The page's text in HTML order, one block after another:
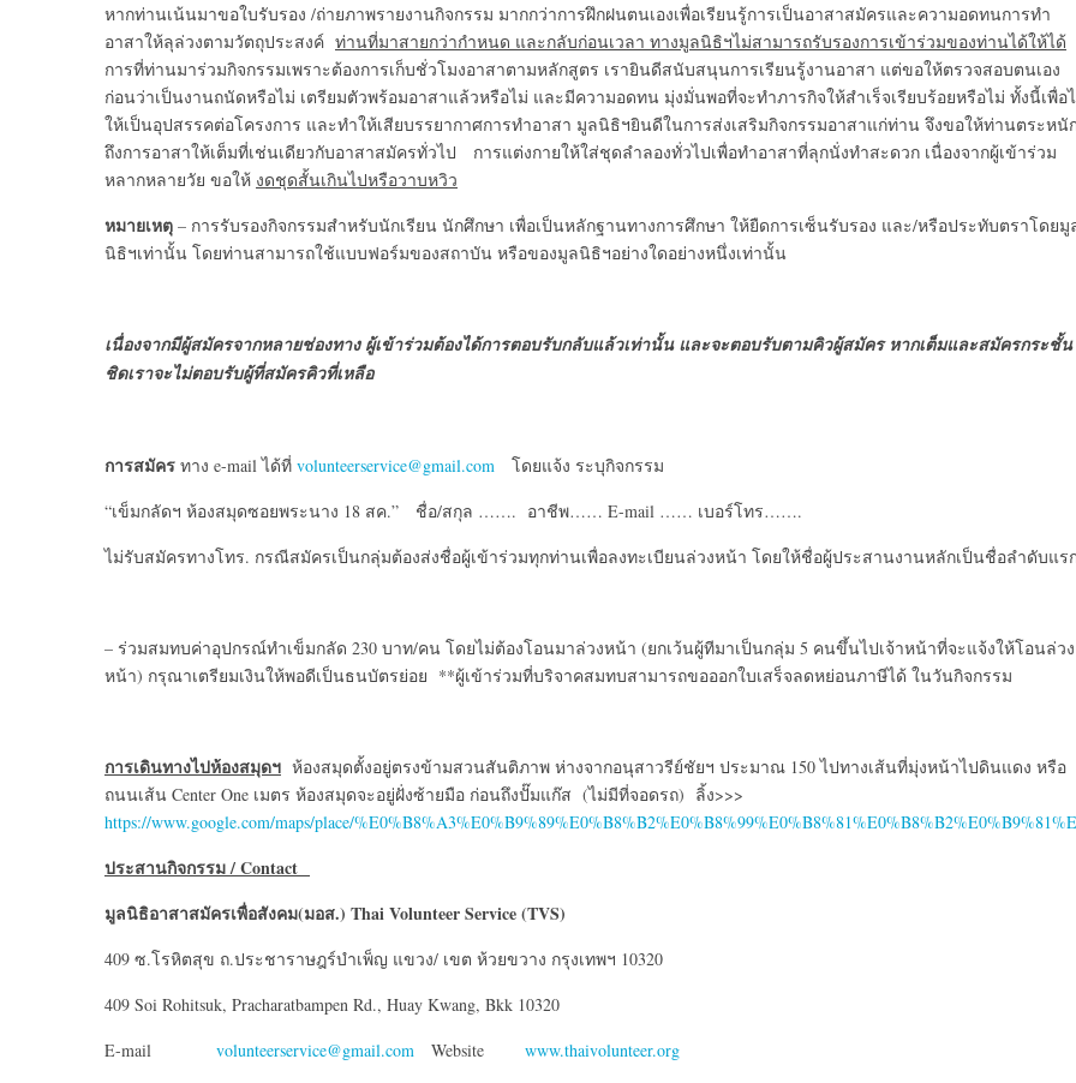
หากท่านเน้นมาขอใบรับรอง /ถ่ายภาพรายงานกิจกรรม มากกว่าการฝึกฝนตนเองเพื่อเรียนรู้การเป็นอาสาสมัครและความอดทนการทำ
อาสาให้ลุล่วงตามวัตถุประสงค์ ท่านที่มาสายกว่ากำหนด และกลับก่อนเวลา ทางมูลนิธิฯไม่สามารถรับรองการเข้าร่วมของท่านได้ให้ได้
การที่ท่านมาร่วมกิจกรรมเพราะต้องการเก็บชั่วโมงอาสาตามหลักสูตร เรายินดีสนับสนุนการเรียนรู้งานอาสา แต่ขอให้ตรวจสอบตนเอง
ก่อนว่าเป็นงานถนัดหรือไม่ เตรียมตัวพร้อมอาสาแล้วหรือไม่ และมีความอดทน มุ่งมั่นพอที่จะทำภารกิจให้สำเร็จเรียบร้อยหรือไม่ ทั้งนี้เพื่อ
ให้เป็นอุปสรรคต่อโครงการ และทำให้เสียบรรยากาศการทำอาสา มูลนิธิฯยินดีในการส่งเสริมกิจกรรมอาสาแก่ท่าน จึงขอให้ท่านตระหนั
ถึงการอาสาให้เต็มที่เช่นเดียวกับอาสาสมัครทั่วไป การแต่งกายให้ใส่ชุดลำลองทั่วไปเพื่อทำอาสาที่ลุกนั่งทำสะดวก เนื่องจากผู้เข้าร่วม
หลากหลายวัย ขอให้ งดชุดสั้นเกินไปหรือวาบหวิว
หมายเหตุ – การรับรองกิจกรรมสำหรับนักเรียน นักศึกษา เพื่อเป็นหลักฐานทางการศึกษา ให้ยืดการเซ็นรับรอง และ/หรือประทับตราโดยมู
นิธิฯเท่านั้น โดยท่านสามารถใช้แบบฟอร์มของสถาบัน หรือของมูลนิธิฯอย่างใดอย่างหนึ่งเท่านั้น
เนื่องจากมีผู้สมัครจากหลายช่องทาง ผู้เข้าร่วมต้องได้การตอบรับกลับแล้วเท่านั้น และจะตอบรับตามคิวผู้สมัคร หากเต็มและสมัครกระชั้น
ชิดเราจะไม่ตอบรับผู้ที่สมัครคิวที่เหลือ
การสมัคร ทาง e-mail ได้ที่ volunteerservice@gmail.com โดยแจ้ง ระบุกิจกรรม
“เข็มกลัดฯ ห้องสมุดซอยพระนาง 18 สค.” ชื่อ/สกุล ……. อาชีพ…… E-mail …… เบอร์โทร…….
ไม่รับสมัครทางโทร. กรณีสมัครเป็นกลุ่มต้องส่งชื่อผู้เข้าร่วมทุกท่านเพื่อลงทะเบียนล่วงหน้า โดยให้ชื่อผู้ประสานงานหลักเป็นชื่อลำดับแร
– ร่วมสมทบค่าอุปกรณ์ทำเข็มกลัด 230 บาท/คน โดยไม่ต้องโอนมาล่วงหน้า (ยกเว้นผู้ทีมาเป็นกลุ่ม 5 คนขึ้นไปเจ้าหน้าที่จะแจ้งให้โอนล่วง
หน้า) กรุณาเตรียมเงินให้พอดีเป็นธนบัตรย่อย **ผู้เข้าร่วมที่บริจาคสมทบสามารถขอออกใบเสร็จลดหย่อนภาษีได้ ในวันกิจกรรม
การเดินทางไปห้องสมุดฯ ห้องสมุดตั้งอยู่ตรงข้ามสวนสันติภาพ ห่างจากอนุสาวรีย์ชัยฯ ประมาณ 150 ไปทางเส้นที่มุ่งหน้าไปดินแดง หรือ
ถนนเส้น Center One เมตร ห้องสมุดจะอยู่ฝั่งซ้ายมือ ก่อนถึงปั๊มแก๊ส (ไม่มีที่จอดรถ) ลิ้ง>>>
https://www.google.com/maps/place/
ประสานกิจกรรม/ Contact
มูลนิธิอาสาสมัครเพื่อสังคม(มอส.) Thai Volunteer Service (TVS)
409 ซ.โรหิตสุข ถ.ประชาราษฎร์บำเพ็ญ แขวง/ เขต ห้วยขวาง กรุงเทพฯ 10320
409 Soi Rohitsuk, Pracharatbampen Rd., Huay Kwang, Bkk 10320
E-mail volunteerservice@gmail.com Website www.thaivolunteer.org